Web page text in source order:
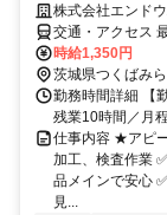
株式会社エンド
交通・アクセス
時給1,350円
茨城県つくばみ
勤務時間詳細 【
残業10時間／月
仕事内容 ★アピ
加工、検査作業
品メインで安心
見...